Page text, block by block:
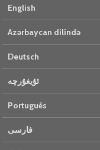
English
Azərbaycan dilində
Deutsch
ئۇيغۇرچە
Português
فارسی